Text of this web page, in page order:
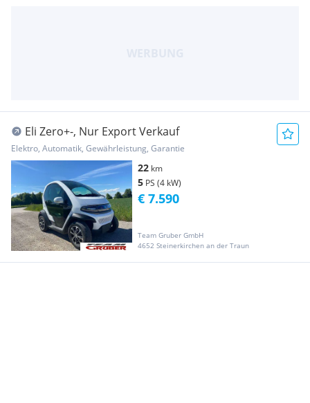
Eli Zero+-, Nur Export Verkauf
Elektro, Automatik, Gewährleistung, Garantie
22 km
5 PS (4 kW)
Team Gruber GmbH
4652 Steinerkirchen an der Traun
€ 7.590